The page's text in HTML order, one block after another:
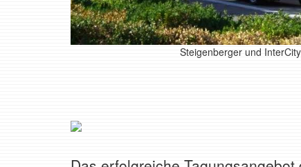
Steigenberger und